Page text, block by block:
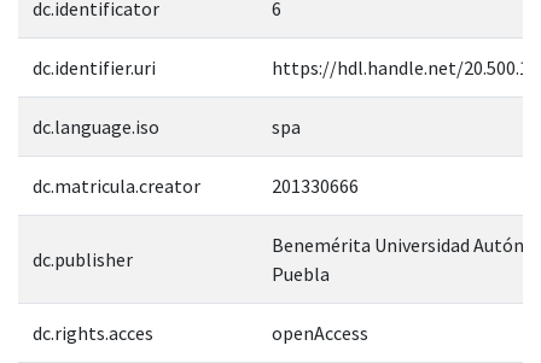
dc.identificator 6
dc.identifier.uri https://hdl.handle.net/
dc.language.iso spa
dc.matricula.creator 201330666
dc.publisher
Benemérita Universidad
Puebla
dc.rights.acces openAccess